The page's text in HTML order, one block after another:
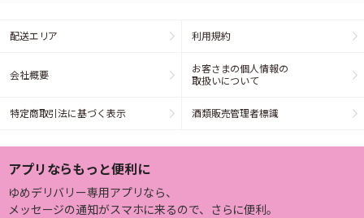
配送エリア 利用規約
会社概要
お客さまの個人情報の
取扱いについて
特定商取引法に基づく表示 酒類販売管理者標識
アプリならもっと便利に
ゆめデリバリー専用アプリなら、
メッセージの通知がスマホに来るので、さらに便利。